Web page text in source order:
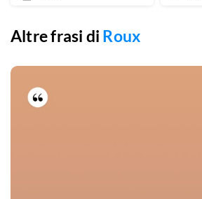
Altre frasi di Roux